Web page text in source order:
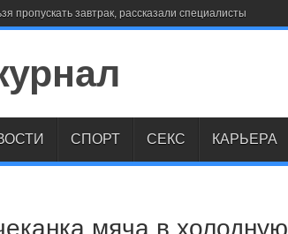
пропускать завтрак, рассказали специалисты
СПОРТ СЕКС КАРЬЕРА
мяча в холодную